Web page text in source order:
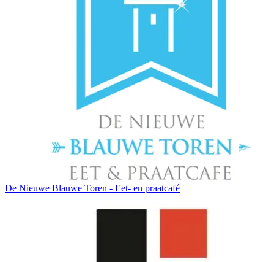
De Nieuwe Blauwe Toren - Eet- en praatcafé